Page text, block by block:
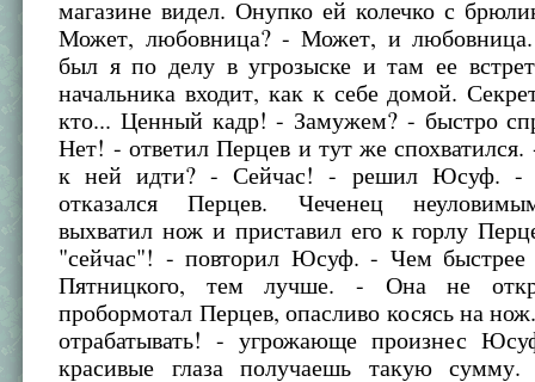
магазине видел. Онупко ей колечко с
Может, любовница? - Может, и любовница.
был я по делу в угрозыске и там ее
начальника входит, как к себе домой.
кто... Ценный кадр! - Замужем? - быстро
Нет! - ответил Перцев и тут же
к ней идти? - Сейчас! - решил Юсуф. -
отказался Перцев. Чеченец
выхватил нож и приставил его к горлу
"сейчас"! - повторил Юсуф. - Чем быстрее
Пятницкого, тем лучше. - Она не
пробормотал Перцев, опасливо косясь на
отрабатывать! - угрожающе произнес
красивые глаза получаешь такую